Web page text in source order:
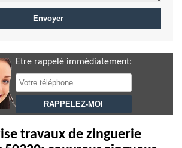
Etre rappelé immédiatement:
travaux de zinguerie